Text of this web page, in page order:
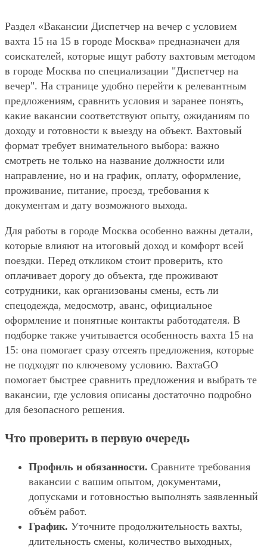
Раздел «Вакансии Диспетчер на вечер с условием
вахта 15 на 15 в городе Москва» предназначен для
соискателей, которые ищут работу вахтовым методом
в городе Москва по специализации "Диспетчер на
вечер". На странице удобно перейти к релевантным
предложениям, сравнить условия и заранее понять,
какие вакансии соответствуют опыту, ожиданиям по
доходу и готовности к выезду на объект. Вахтовый
формат требует внимательного выбора: важно
смотреть не только на название должности или
направление, но и на график, оплату, оформление,
проживание, питание, проезд, требования к
документам и дату возможного выхода.
Для работы в городе Москва особенно важны детали,
которые влияют на итоговый доход и комфорт всей
поездки. Перед откликом стоит проверить, кто
оплачивает дорогу до объекта, где проживают
сотрудники, как организованы смены, есть ли
спецодежда, медосмотр, аванс, официальное
оформление и понятные контакты работодателя. В
подборке также учитывается особенность вахта 15 на
15: она помогает сразу отсеять предложения, которые
не подходят по ключевому условию. ВахтаGO
помогает быстрее сравнить предложения и выбрать те
вакансии, где условия описаны достаточно подробно
для безопасного решения.
Что проверить в первую очередь
Профиль и обязанности. Сравните требования
вакансии с вашим опытом, документами,
допусками и готовностью выполнять заявленный
объём работ.
График. Уточните продолжительность вахты,
длительность смены, количество выходных,